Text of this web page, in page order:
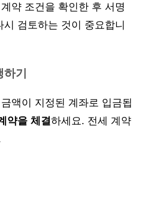
약 조건을 확인한 후 서명
검토하는 것이 중요합니
기
액이 지정된 계좌로 입금됩
약을 체결하세요. 전세 계약